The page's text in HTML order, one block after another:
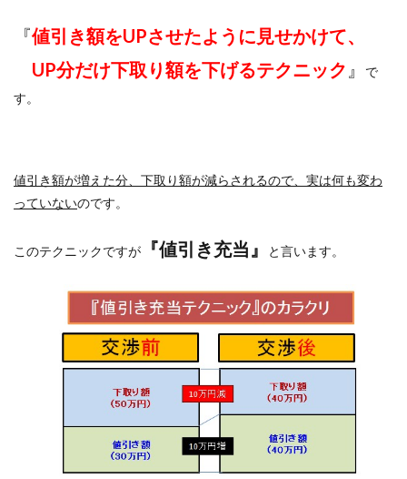
『値引き額をUPさせたように見せかけて、
UP分だけ下取り額を下げるテクニック 』
で
す。
値引き額が増えた分、下取り額が減らされるので、実は何も変わ
っていないのです。
このテクニックですが 『値引き充当』 と言います。